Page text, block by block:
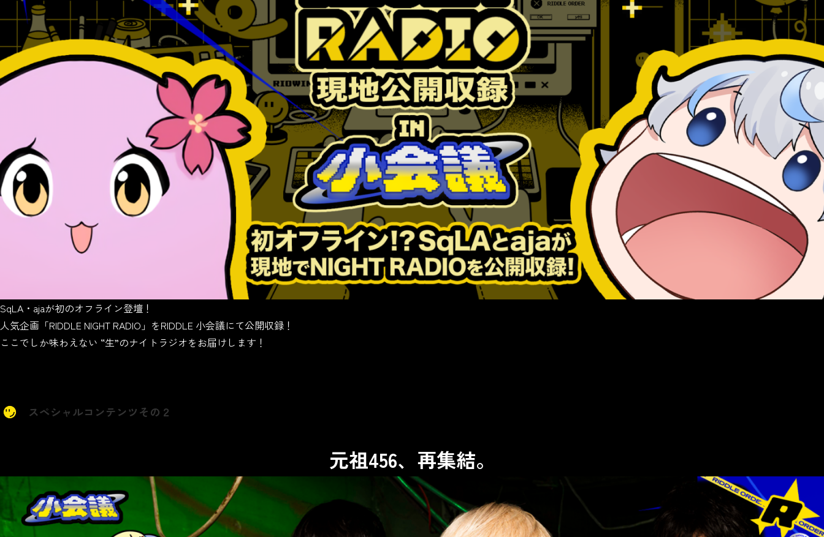
SqLA・ajaが初のオフライン登壇！
人気企画「RIDDLE NIGHT RADIO」をRIDDLE 小会議にて公開収録！
ここでしか味わえない “生”のナイトラジオをお届けします！
スペシャルコンテンツその２
元祖456、再集結。